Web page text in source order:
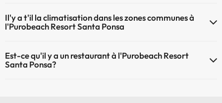
zones communes
Il'y a t'il la climatisation dans les zones communes à
l'Purobeach Resort Santa Ponsa
Santa Ponsa
Est-ce qu'il y a un restaurant à l'Purobeach Resort
Santa Ponsa?